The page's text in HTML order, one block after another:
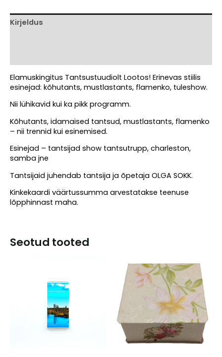
Kirjeldus
Elamuskingitus Tantsustuudiolt Lootos! Erinevas stiilis
esinejad: kõhutants, mustlastants, flamenko, tuleshow.
Nii lühikavid kui ka pikk programm.
Kõhutants, idamaised tantsud, mustlastants, flamenko
– nii trennid kui esinemised.
Esinejad – tantsijad show tantsutrupp, charleston,
samba jne
Tantsijaid juhendab tantsija ja õpetaja OLGA SOKK.
Kinkekaardi väärtussumma arvestatakse teenuse
lõpphinnast maha.
Seotud tooted